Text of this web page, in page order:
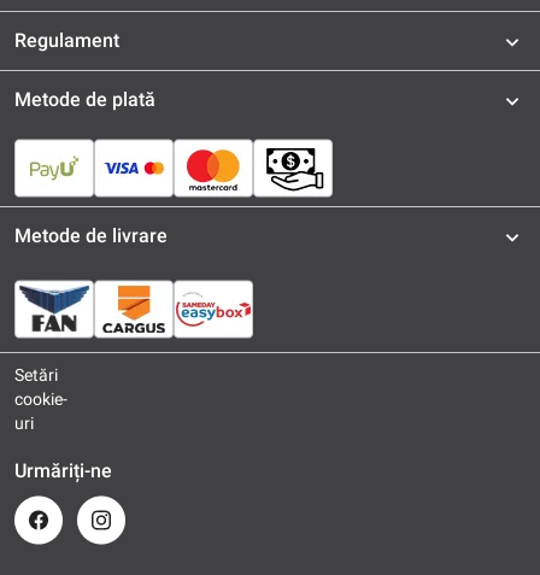
Regulament
Metode de plată
Metode de livrare
Setări
cookie-
uri
Urmăriți-ne